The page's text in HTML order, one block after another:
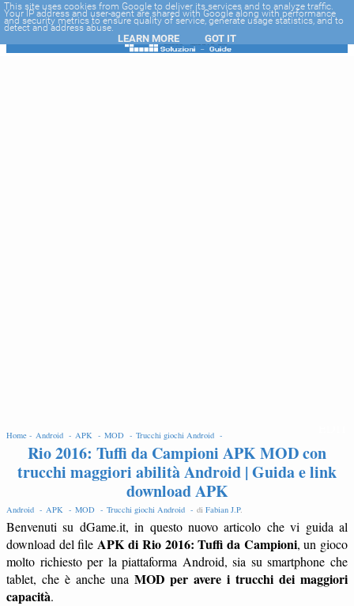
-->
Home - Android - APK - MOD - Trucchi giochi Android -
Rio 2016: Tuffi da Campioni APK MOD con
trucchi maggiori abilità Android | Guida e link
download APK
Android - APK - MOD - Trucchi giochi Android - di Fabian J.P.
Benvenuti su dGame.it, in questo nuovo articolo che vi guida al
download del file APK di Rio 2016: Tuffi da Campioni, un gioco
molto richiesto per la piattaforma Android, sia su smartphone che
tablet, che è anche una MOD per avere i trucchi dei maggiori
capacità.
This site uses cookies from Google to deliver its services and to analyze traffic.
Your IP address and user-agent are shared with Google along with performance
and security metrics to ensure quality of service, generate usage statistics, and to
detect and address abuse.
LEARN MORE GOT IT